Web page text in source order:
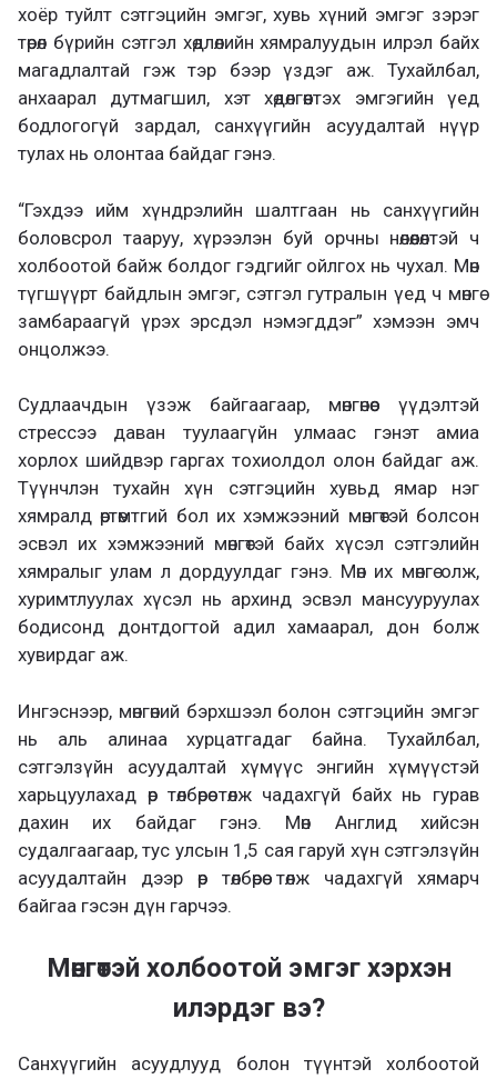
хоёр туйлт сэтгэцийн эмгэг, хувь хүний эмгэг зэрэг
төрөл бүрийн сэтгэл хөдлөлийн хямралуудын илрэл байх
магадлалтай гэж тэр бээр үздэг аж. Тухайлбал,
анхаарал дутмагшил, хэт хөдөлгөөнтэх эмгэгийн үед
бодлогогүй зардал, санхүүгийн асуудалтай нүүр
тулах нь олонтаа байдаг гэнэ.
“Гэхдээ ийм хүндрэлийн шалтгаан нь санхүүгийн
боловсрол тааруу, хүрээлэн буй орчны нөлөөлөлтэй ч
холбоотой байж болдог гэдгийг ойлгох нь чухал. Мөн
түгшүүрт байдлын эмгэг, сэтгэл гутралын үед ч мөнгө
замбараагүй үрэх эрсдэл нэмэгддэг” хэмээн эмч
онцолжээ.
Судлаачдын үзэж байгаагаар, мөнгөнөөс үүдэлтэй
стрессээ даван туулаагүйн улмаас гэнэт амиа
хорлох шийдвэр гаргах тохиолдол олон байдаг аж.
Түүнчлэн тухайн хүн сэтгэцийн хувьд ямар нэг
хямралд өртөмтгий бол их хэмжээний мөнгөтэй болсон
эсвэл их хэмжээний мөнгөтэй байх хүсэл сэтгэлийн
хямралыг улам л дордуулдаг гэнэ. Мөн их мөнгө олж,
хуримтлуулах хүсэл нь архинд эсвэл мансууруулах
бодисонд донтдогтой адил хамаарал, дон болж
хувирдаг аж.
Ингэснээр, мөнгөний бэрхшээл болон сэтгэцийн эмгэг
нь аль алинаа хурцатгадаг байна. Тухайлбал,
сэтгэлзүйн асуудалтай хүмүүс энгийн хүмүүстэй
харьцуулахад өр төлбөрөө төлж чадахгүй байх нь гурав
дахин их байдаг гэнэ. Мөн Англид хийсэн
судалгаагаар, тус улсын 1,5 сая гаруй хүн сэтгэлзүйн
асуудалтайн дээр өр төлбөрөө төлж чадахгүй хямарч
байгаа гэсэн дүн гарчээ.
Мөнгөтэй холбоотой эмгэг хэрхэн
илэрдэг вэ?
Санхүүгийн асуудлууд болон түүнтэй холбоотой